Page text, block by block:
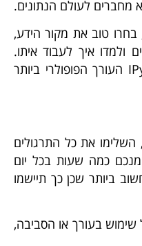
מחברים לעולם הנתונים.
בחרו טוב את מקור הידע,
ולמדו איך לעבוד איתו.
העורך הפופולרי ביותר
את כל התרגולים
כמה שעות בכל יום
ביותר שכן כך תיישמו
בעורך או הסביבה,